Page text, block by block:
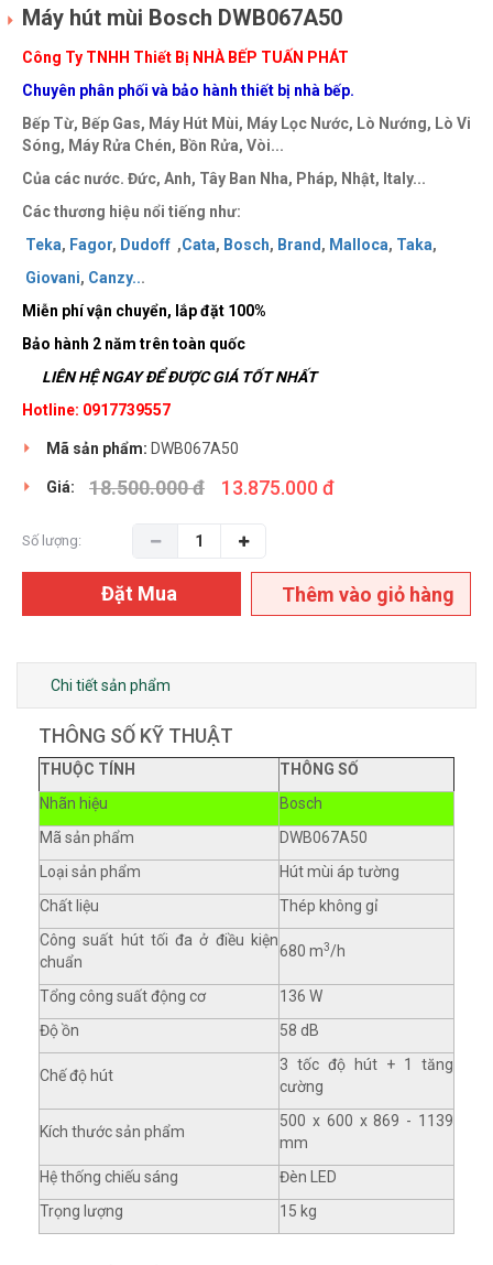
Máy hút mùi Bosch DWB067A50
Công Ty TNHH Thiết Bị NHÀ BẾP TUẤN PHÁT
Chuyên phân phối và bảo hành thiết bị nhà bếp.
Bếp Từ, Bếp Gas, Máy Hút Mùi, Máy Lọc Nước, Lò Nướng, Lò Vi
Sóng, Máy Rửa Chén, Bồn Rửa, Vòi...
Của các nước. Đức, Anh, Tây Ban Nha, Pháp, Nhật, Italy...
Các thương hiệu nổi tiếng như:
Teka, Fagor, Dudoff ,Cata, Bosch, Brand , Malloca, Taka,
Giovani, Canzy...
Miễn phí vận chuyển, lắp đặt 100%
Bảo hành 2 năm trên toàn quốc
LIÊN HỆ NGAY ĐỂ ĐƯỢC GIÁ TỐT NHẤT
Hotline: 0917739557
Mã sản phẩm: DWB067A50
Giá: 18.500.000 đ 13.875.000 đ
Số lượng:
Đặt Mua Thêm vào giỏ hàng
Chi tiết sản phẩm
THÔNG SỐ KỸ THUẬT
THUỘC TÍNH
THÔNG SỐ
Nhãn hiệu
Bosch
Mã sản phẩm
DWB067A50
Loại sản phẩm
Hút mùi áp tường
Chất liệu
Thép không gỉ
Công suất hút tối đa ở điều kiện
chuẩn
680 m3/h
Tổng công suất động cơ
136 W
Độ ồn
58 dB
Chế độ hút
3 tốc độ hút + 1 tăng
cường
Kích thước sản phẩm
500 x 600 x 869 - 1139
mm
Hệ thống chiếu sáng
Đèn LED
Trọng lượng
15 kg